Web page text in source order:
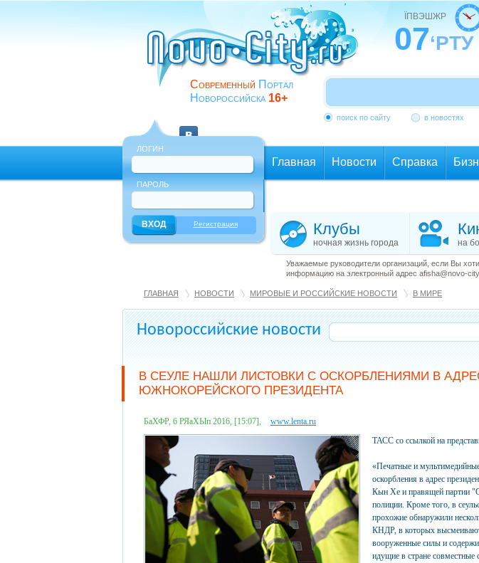
Современный Портал
Новороссийска 16+
ЇПВЭШЖР
07‘РТУ
поиск по сайту в новостях
ЛОГИН
ПАРОЛЬ
Регистрация
Главная Новости Справка
Клубы
ночная жизнь города на
Уважаемые руководители организаций, если Вы
информацию на электронный адрес afisha@novo-
ГЛАВНАЯ НОВОСТИ МИРОВЫЕ И РОССИЙСКИЕ НОВОСТИ В МИРЕ
Новороссийские новости
В СЕУЛЕ НАШЛИ ЛИСТОВКИ С ОСКОРБЛЕНИЯМИ В
ЮЖНОКОРЕЙСКОГО ПРЕЗИДЕНТА
БаХФР, 6 РЯаХЫп 2016, [15:07],
www.lenta.ru
ТАСС со ссылкой на
«Печатные и
оскорбления в адрес
Кын Хе и правящей партии
полиции. Кроме того, в
прохожие обнаружили
КНДР, в которых
вооруженные силы и
идущие в стране